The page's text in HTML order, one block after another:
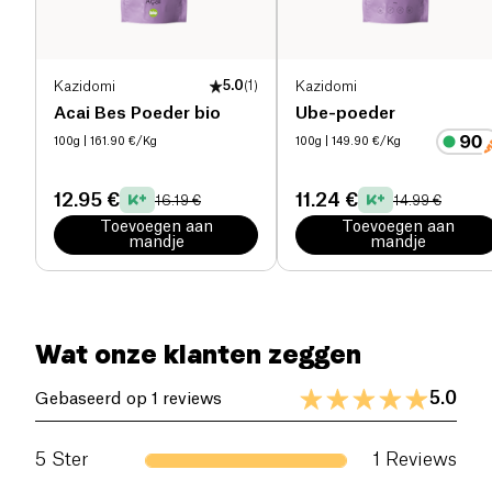
Kazidomi 5.0(1 )
Acai Bes Poeder bio
100g | 161.90 €/Kg
12.95 € 16.19 €
Toevoegen aan
mandje
Kazidomi
Ube-poeder
100g | 149.90 €/Kg
11.24 € 14.99 €
Toevoegen aan
mandje
Wat onze klanten zeggen
Gebaseerd op 1 reviews 5.0
5 Ster 1 Reviews